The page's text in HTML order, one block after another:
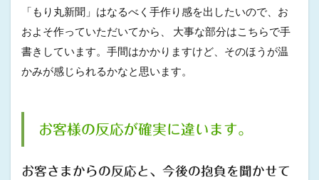
「もり丸新聞」はなるべく手作り感を出したいので、お
およそ作っていただいてから、 大事な部分はこちらで手
書きしています。手間はかかりますけど、そのほうが温
かみが感じられるかなと思います。
お客様の反応が確実に違います。
お客さまからの反応と、今後の抱負を聞かせて